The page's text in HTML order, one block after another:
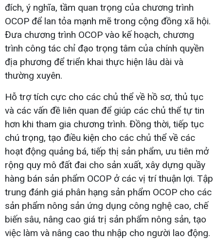
đích, ý nghĩa, tầm quan trọng của chương trình
OCOP để lan tỏa mạnh mẽ trong cộng đồng xã hội.
Đưa chương trình OCOP vào kế hoạch, chương
trình công tác chỉ đạo trọng tâm của chính quyền
địa phương để triển khai thực hiện lâu dài và
thường xuyên.
Hỗ trợ tích cực cho các chủ thể về hồ sơ, thủ tục
và các vấn đề liên quan để giúp các chủ thể tự tin
hơn khi tham gia chương trình. Đồng thời, tiếp tục
chú trọng, tạo điều kiện cho các chủ thể về các
hoạt động quảng bá, tiếp thị sản phẩm, ưu tiên mở
rộng quy mô đất đai cho sản xuất, xây dựng quầy
hàng bán sản phẩm OCOP ở các vị trí thuận lợi. Tập
trung đánh giá phân hạng sản phẩm OCOP cho các
sản phẩm nông sản ứng dụng công nghệ cao, chế
biến sâu, nâng cao giá trị sản phẩm nông sản, tạo
việc làm và nâng cao thu nhập cho người lao động.